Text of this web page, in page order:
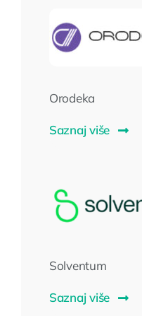
Orodeka
Saznaj više
Solventum
Saznaj više